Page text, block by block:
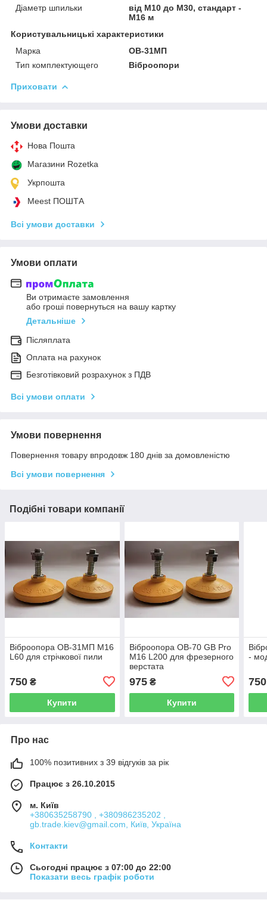
Діаметр шпильки
від М10 до М30, стандарт -
М16 м
Користувальницькі характеристики
Марка
ОВ-31МП
Тип комплектующего
Віброопори
Приховати
Умови доставки
Нова Пошта
Магазини Rozetka
Укрпошта
Meest ПОШТА
Всі умови доставки
Умови оплати
Ви отримаєте замовлення
або гроші повернуться на вашу картку
Детальніше
Післяплата
Оплата на рахунок
Безготівковий розрахунок з ПДВ
Всі умови оплати
Умови повернення
Повернення товару впродовж 180 днів за домовленістю
Всі умови повернення
Подібні товари компанії
Віброопора ОВ-31МП М16
L60 для стрічкової пили
750 ₴
Купити
Віброопора ОВ-70 GB Pro
M16 L200 для фрезерного
верстата
975₴
Купити
-
750
Про нас
100% позитивних з 39 відгуків за рік
Працює з 26.10.2015
м. Київ
+380635258790 , +380986235202 ,
gb.trade.kiev@gmail.com, Київ, Україна
Контакти
Сьогодні працює з 07:00 до 22:00
Показати весь графік роботи